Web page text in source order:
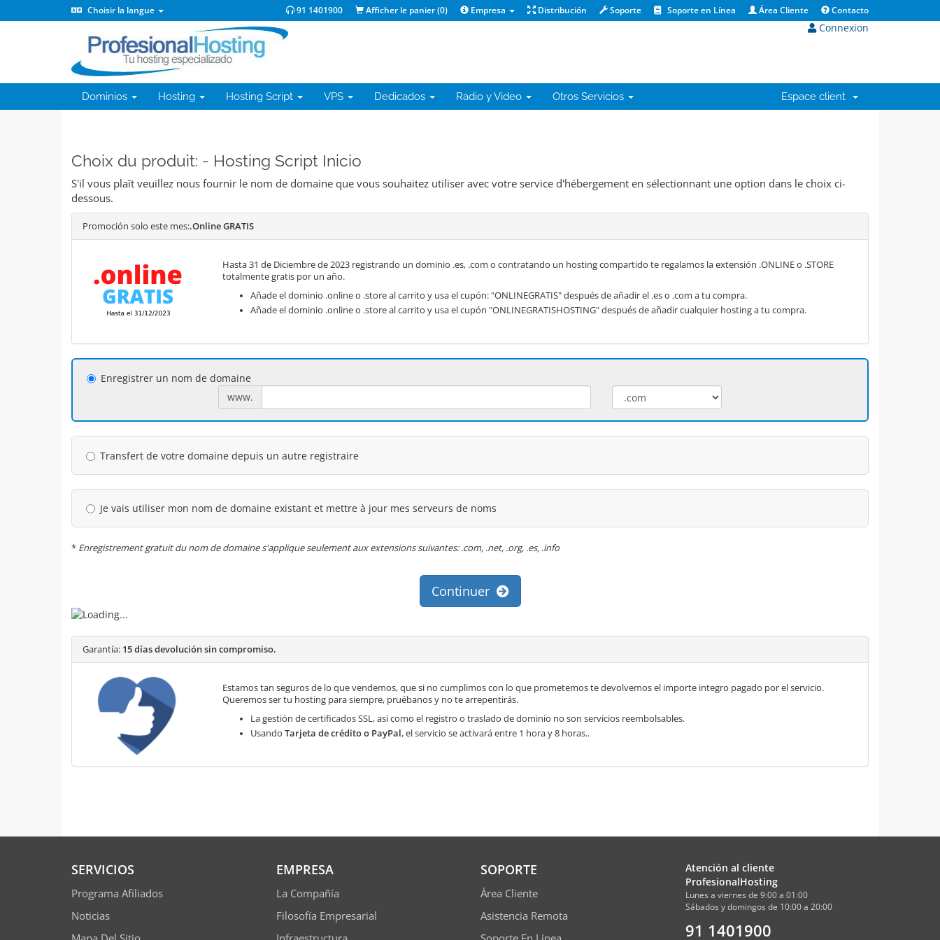
Choisir la langue 91 1401900 Afficher le panier (0) Empresa Distribución Soporte Soporte en Línea Área Cliente Contacto
Connexion
Dominios Hosting Hosting Script VPS Dedicados Radio y Video Otros Servicios Espace client
Choix du produit: - Hosting Script Inicio
S'il vous plaît veuillez nous fournir le nom de domaine que vous souhaitez utiliser avec votre service d'hébergement en sélectionnant une option dans le choix ci-
dessous.
Promoción solo este mes:.Online GRATIS
Hasta 31 de Diciembre de 2023 registrando un dominio .es, .com o contratando un hosting compartido te regalamos la extensión .ONLINE o .STORE
totalmente gratis por un año.
Añade el dominio .online o .store al carrito y usa el cupón: "ONLINEGRATIS" después de añadir el .es o .com a tu compra.
Añade el dominio .online o .store al carrito y usa el cupón "ONLINEGRATISHOSTING" después de añadir cualquier hosting a tu compra.
Enregistrer un nom de domaine
www.
Transfert de votre domaine depuis un autre registraire
Je vais utiliser mon nom de domaine existant et mettre à jour mes serveurs de noms
* Enregistrement gratuit du nom de domaine s'applique seulement aux extensions suivantes: .com, .net, .org, .es, .info
Continuer
Garantía: 15 días devolución sin compromiso.
Estamos tan seguros de lo que vendemos, que si no cumplimos con lo que prometemos te devolvemos el importe integro pagado por el servicio.
Queremos ser tu hosting para siempre, pruébanos y no te arrepentirás.
La gestión de certificados SSL, así como el registro o traslado de dominio no son servicios reembolsables.
Usando Tarjeta de crédito o PayPal, el servicio se activará entre 1 hora y 8 horas..
SERVICIOS
Programa Afiliados
Noticias
EMPRESA
La Compañía
Filosofía Empresarial
SOPORTE
Área Cliente
Asistencia Remota
Atención al cliente
ProfesionalHosting
Lunes a viernes de 9:00 a 01:00
Sábados y domingos de 10:00 a 20:00
91 1401900